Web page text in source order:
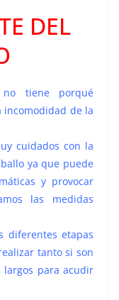
DEL
no tiene porqué
incomodidad de la
cuidados con la
ya que puede
y provocar
las medidas
diferentes etapas
tanto si son
largos para acudir